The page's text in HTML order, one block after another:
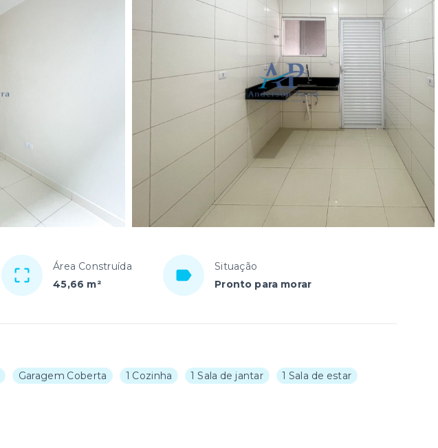
Área Construída
45,66 m²
Situação
Pronto para morar
Garagem Coberta 1 Cozinha 1 Sala de jantar
1 Sala de estar